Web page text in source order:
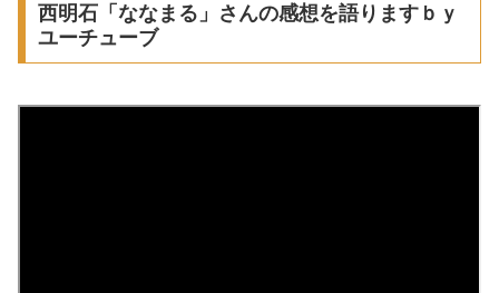
西明石「ななまる」さんの感想を語りますｂｙ
ユーチューブ